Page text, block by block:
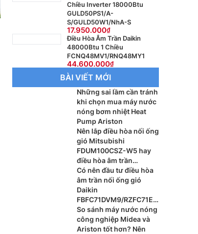
Chiều Inverter 18000Btu
GULD50PS1/A-
S/GULD50W1/NhA-S
17.950.000
Điều Hòa Âm Trần Daikin
48000Btu 1 Chiều
FCNQ48MV1/RNQ48MY1
44.600.000
BÀI VIẾT MỚI
Những sai lầm cần tránh
khi chọn mua máy nước
nóng bơm nhiệt Heat
Pump Ariston
Nên lắp điều hòa nối ống
gió Mitsubishi
FDUM100CSZ-W5 hay
điều hòa âm trần
Mitsubishi FDT100CNZ-
W5 cho phòng khách?
Có nên đầu tư điều hòa
âm trần nối ống gió
Daikin
FBFC71DVM9/RZFC71EV
M cho xu hướng nội thất
cao cấp?
So sánh máy nước nóng
công nghiệp Midea và
Ariston tốt hơn? Nên